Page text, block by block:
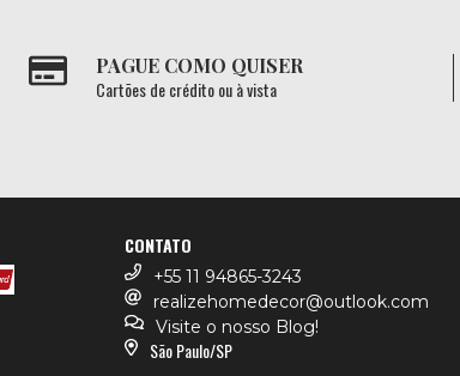
PAGUE COMO QUISER
Cartões de crédito ou à vista
CONTATO
+55 11 94865-3243
realizehomedecor@outlook.com
Visite o nosso Blog!
São Paulo/SP